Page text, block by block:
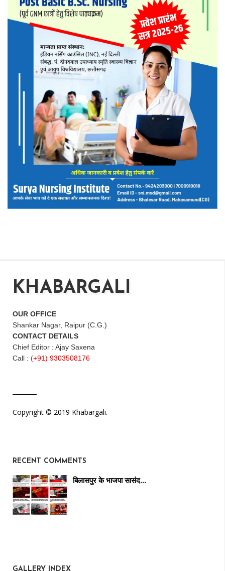
KHABARGALI
OUR OFFICE
Shankar Nagar, Raipur (C.G.)
CONTACT DETAILS
Chief Editor : Ajay Saxena
Call : (+91) 9303508176
Copyright © 2019 Khabargali.
RECENT COMMENTS
बिलासपुर के भाजपा सासंद…
GALLERY INDEX